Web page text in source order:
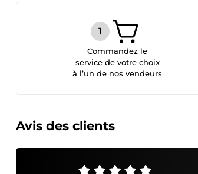
Commandez le
service de votre choix
à l’un de nos vendeurs
Avis des clients